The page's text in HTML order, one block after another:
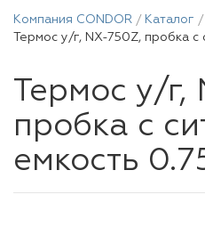
Компания CONDOR Каталог
Термос у/г, NX-750Z, пробка с
Термос у/г,
пробка с
емкость